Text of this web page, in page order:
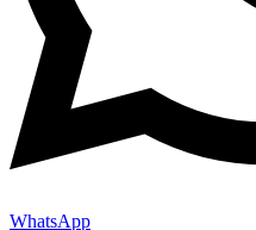
WhatsApp